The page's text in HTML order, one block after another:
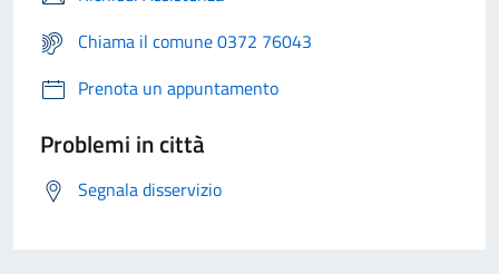
Chiama il comune 0372 76043
Prenota un appuntamento
Problemi in città
Segnala disservizio